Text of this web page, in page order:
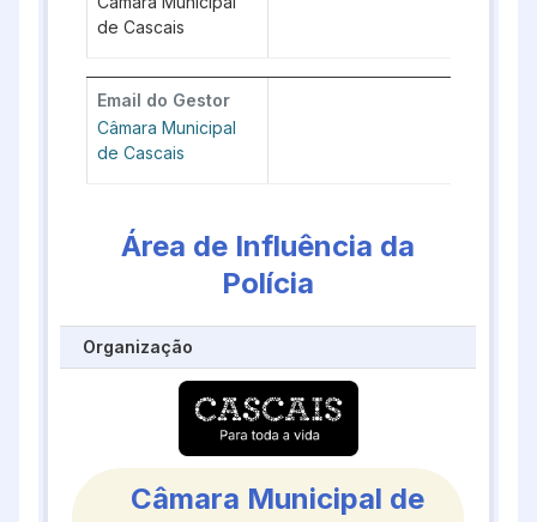
Área de Influência da
Polícia
Organização
Câmara Municipal de
de Cascais
Email do Gestor
Câmara Municipal
de Cascais